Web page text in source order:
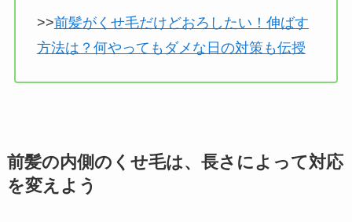
>>前髪がくせ毛だけどおろしたい！伸ばす
方法は？何やってもダメな日の対策も伝授
前髪の内側のくせ毛は、長さによって対応
を変えよう